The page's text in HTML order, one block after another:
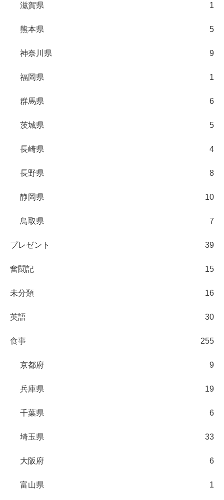
滋賀県 1
熊本県 5
神奈川県 9
福岡県 1
群馬県 6
茨城県 5
長崎県 4
長野県 8
静岡県 10
鳥取県 7
プレゼント 39
奮闘記 15
未分類 16
英語 30
食事 255
京都府 9
兵庫県 19
千葉県 6
埼玉県 33
大阪府 6
富山県 1